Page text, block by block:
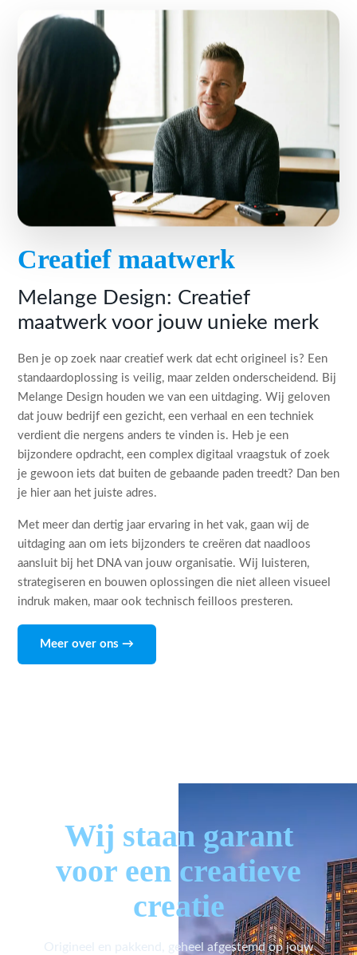
Creatief maatwerk
Melange Design: Creatief
maatwerk voor jouw unieke merk
Ben je op zoek naar creatief werk dat echt origineel is? Een
standaardoplossing is veilig, maar zelden onderscheidend. Bij
Melange Design houden we van een uitdaging. Wij geloven
dat jouw bedrijf een gezicht, een verhaal en een techniek
verdient die nergens anders te vinden is. Heb je een
bijzondere opdracht, een complex digitaal vraagstuk of zoek
je gewoon iets dat buiten de gebaande paden treedt? Dan ben
je hier aan het juiste adres.
Met meer dan dertig jaar ervaring in het vak, gaan wij de
uitdaging aan om iets bijzonders te creëren dat naadloos
aansluit bij het DNA van jouw organisatie. Wij luisteren,
strategiseren en bouwen oplossingen die niet alleen visueel
indruk maken, maar ook technisch feilloos presteren.
Meer over ons →
Wij staan garant
voor een creatieve
creatie
Origineel en pakkend, geheel afgestemd op jouw